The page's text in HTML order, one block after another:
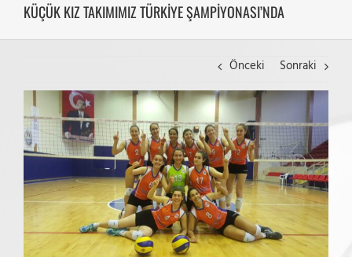
KÜÇÜK KIZ TAKIMIMIZ TÜRKİYE ŞAMPİYONASI’NDA
Önceki
Sonraki
View
Larger
Image